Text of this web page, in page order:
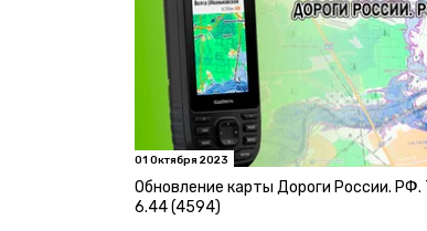
01 Октября 2023
Обновление карты Дороги России. РФ.
6.44 (4594)